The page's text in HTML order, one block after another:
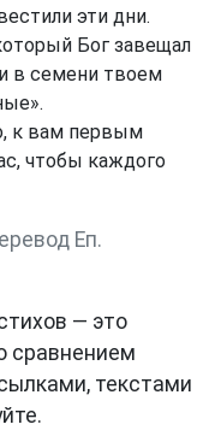
эти дни.
Бог завещал
в семени твоем
к вам первым
чтобы каждого
Еп.
— это
сравнением
текстами